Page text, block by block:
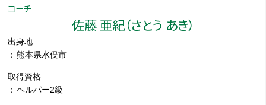
コーチ
佐藤 亜紀（さとう あき）
出身地
熊本県水俣市
取得資格
ヘルパー2級